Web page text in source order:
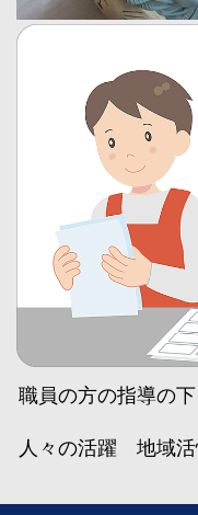
職員の方の指導の
人々の活躍 地域活